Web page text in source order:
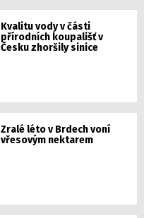
Kvalitu vody v části
přírodních koupališť v
Česku zhoršily sinice
Zralé léto v Brdech voní
vřesovým nektarem